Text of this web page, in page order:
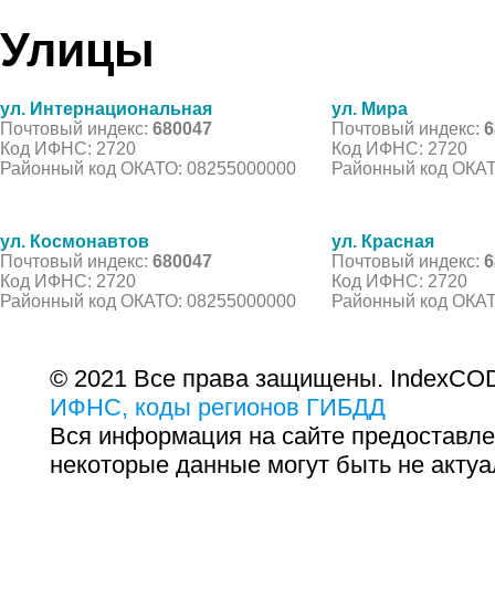
Улицы
ул. Интернациональная
Почтовый индекс: 680047
Код ИФНС: 2720
Районный код ОКАТО: 08255000000
ул. Мира
Почтовый индекс:
Код ИФНС: 2720
Районный код
ул. Космонавтов
Почтовый индекс: 680047
Код ИФНС: 2720
Районный код ОКАТО: 08255000000
ул. Красная
Почтовый индекс:
Код ИФНС: 2720
Районный код
© 2021 Все права защищены.
ИФНС, коды регионов ГИБДД
Вся информация на сайте
некоторые данные могут быть не